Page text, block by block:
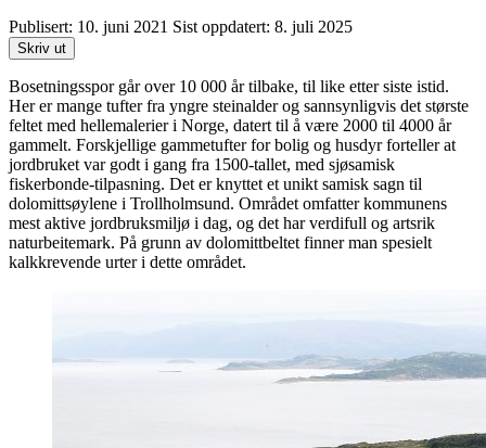
Publisert: 10. juni 2021 Sist oppdatert: 8. juli 2025
Skriv ut
Bosetningsspor går over 10 000 år tilbake, til like etter siste istid.
Her er mange tufter fra yngre steinalder og sannsynligvis det største
feltet med hellemalerier i Norge, datert til å være 2000 til 4000 år
gammelt. Forskjellige gammetufter for bolig og husdyr forteller at
jordbruket var godt i gang fra 1500-tallet, med sjøsamisk
fiskerbonde-tilpasning. Det er knyttet et unikt samisk sagn til
dolomittsøylene i Trollholmsund. Området omfatter kommunens
mest aktive jordbruksmiljø i dag, og det har verdifull og artsrik
naturbeitemark. På grunn av dolomittbeltet finner man spesielt
kalkkrevende urter i dette området.